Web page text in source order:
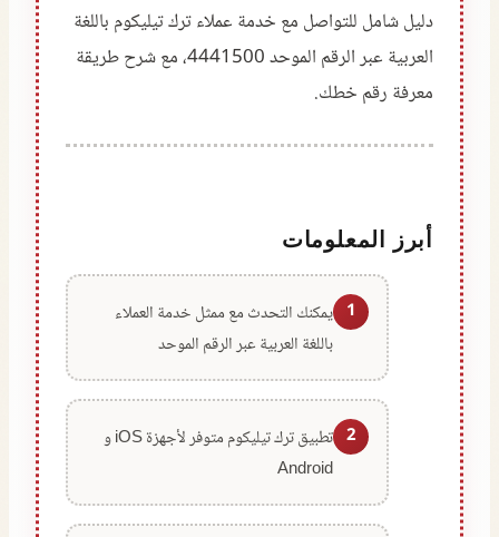
دليل شامل للتواصل مع خدمة عملاء ترك تيليكوم باللغة
العربية عبر الرقم الموحد 4441500، مع شرح طريقة
معرفة رقم خطك.
أبرز المعلومات
1 يمكنك التحدث مع ممثل خدمة العملاء
باللغة العربية عبر الرقم الموحد
2
تطبيق ترك تيليكوم متوفر لأجهزة iOS و
Android